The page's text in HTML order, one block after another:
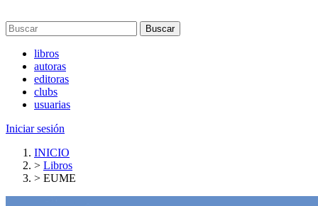
Buscar
libros
autoras
editoras
clubs
usuarias
Iniciar sesión
INICIO
> Libros
> EUME